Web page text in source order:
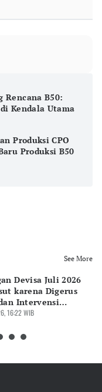
Rencana B50:
Kendala Utama
Produksi CPO
Produksi B50
See More
Devisa Juli 2026
karena Digerus
Intervensi
16:22 WIB